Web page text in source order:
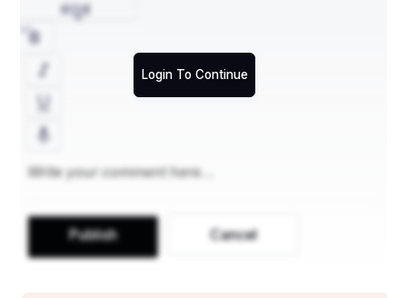
क्योंकि मैं गुलामी का आदि हूं...
बेड़ियां ये जुड़ी है मुझसे,
मेरे जन्म से लेकर मेरे साथ.
जिम्मेदारियों का बोझ है सिर पर,
किससे करूं मैं मेरे दिल की बात.
खोजता हूं खुद को मैं,
Login To Continue
ಕನ್ನಡ
Publish Cancel